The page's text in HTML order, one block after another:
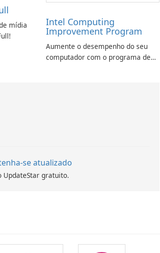
mídia
Intel Computing
Improvement Program
Aumente o desempenho do seu
computador com o programa de
se atualizado
UpdateStar gratuito.